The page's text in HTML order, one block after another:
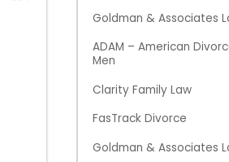
Goldman & Associates
ADAM – American
Men
Clarity Family Law
FasTrack Divorce
Goldman & Associates